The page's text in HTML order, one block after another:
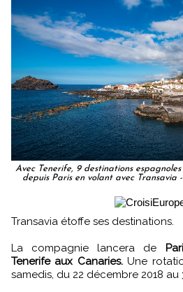
Avec Tenerife, 9 destinations
depuis Paris en volant avec Transavia
Transavia étoffe ses destinations.
La compagnie lancera de
Tenerife aux Canaries.Une
samedis, du 22 décembre 2018 au